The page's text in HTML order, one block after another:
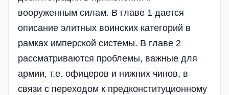
вооруженным силам. В главе 1 дается
описание элитных воинских категорий в
рамках имперской системы. В главе 2
рассматриваются проблемы, важные для
армии, т.е. офицеров и нижних чинов, в
связи с переходом к предконституционному